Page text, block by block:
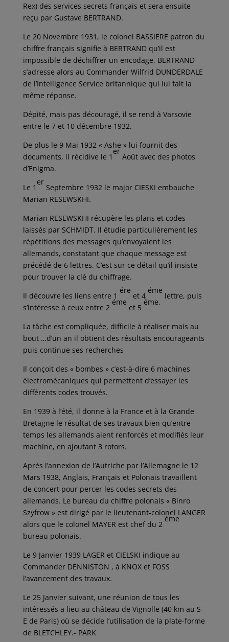
Rex) des services secrets français et sera ensuite
reçu par Gustave BERTRAND.
Le 20 Novembre 1931, le colonel BASSIERE patron du
chiffre français signifie à BERTRAND qu’il est
impossible de déchiffrer un encodage, BERTRAND
s’adresse alors au Commander Wilfrid DUNDERDALE
de l’Intelligence Service britannique qui lui fait la
même réponse.
Dépité, mais pas découragé, il se rend à Varsovie
entre le 7 et 10 décembre 1932.
De plus le 9 Mai 1932 « Ashe » lui fournit des
documents, il récidive le 1
er
Août avec des photos
d’Enigma.
Le 1
er
Septembre 1932 le major CIESKI embauche
Marian RESEWSKHI.
Marian RESEWSKHI récupère les plans et codes
laissés par SCHMIDT. Il étudie particulièrement les
répétitions des messages qu’envoyaient les
allemands, constatant que chaque message est
précédé de 6 lettres. C’est sur ce détail qu’il insiste
pour trouver la clé du chiffrage.
Il découvre les liens entre 1
ére
et 4
éme
lettre, puis
s’intéresse à ceux entre 2
éme
et 5
éme.
La tâche est compliquée, difficile à réaliser mais au
bout …d’un an il obtient des résultats encourageants
puis continue ses recherches
Il conçoit des « bombes » c’est-à-dire 6 machines
électromécaniques qui permettent d’essayer les
différents codes trouvés.
En 1939 à l’été, il donne à la France et à la Grande
Bretagne le résultat de ses travaux bien qu’entre
temps les allemands aient renforcés et modifiés leur
machine, en ajoutant 3 rotors.
Après l’annexion de l’Autriche par l’Allemagne le 12
Mars 1938, Anglais, Français et Polonais travaillent
de concert pour percer les codes secrets des
allemands. Le bureau du chiffre polonais « Binro
Szyfrow » est dirigé par le lieutenant-colonel LANGER
alors que le colonel MAYER est chef du 2
éme
bureau polonais.
Le 9 Janvier 1939 LAGER et CIELSKI indique au
Commander DENNISTON , à KNOX et FOSS
l’avancement des travaux.
Le 25 Janvier suivant, une réunion de tous les
intéressés a lieu au château de Vignolle (40 km au S-
E de Paris) où se décide l’utilisation de la plate-forme
de BLETCHLEY.- PARK